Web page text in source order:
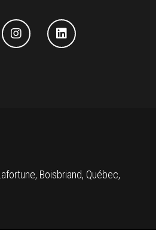
Boisbriand, Québec,